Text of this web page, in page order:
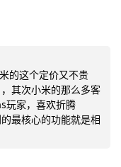
的这个定价又不贵
其次小米的那么多客
玩家，喜欢折腾
最核心的功能就是相